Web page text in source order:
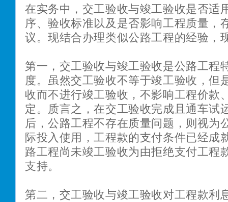
在实务中，交工验收与竣工验收是否适
序、验收标准以及是否影响工程质量，
议。现结合办理类似公路工程的经验，
第一，交工验收与竣工验收是公路工程
度。虽然交工验收不等于竣工验收，但
收而不进行竣工验收，不影响工程价款
定。质言之，在交工验收完成且通车试
后，公路工程不存在质量问题，则视为
际投入使用，工程款的支付条件已经成
路工程尚未竣工验收为由拒绝支付工程
支持。
第二，交工验收与竣工验收对工程款利